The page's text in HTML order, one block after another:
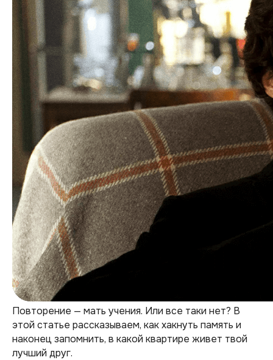
Повторение — мать учения. Или все таки нет? В
этой статье рассказываем, как хакнуть память и
наконец запомнить, в какой квартире живет твой
лучший друг.